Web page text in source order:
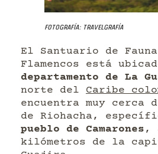
Fotografía: Travelgrafía
El Santuario de
Flamencos está
departamento de La
norte del Caribe
encuentra muy cerca
de Riohacha,
pueblo de Camarones ,
kilómetros de la